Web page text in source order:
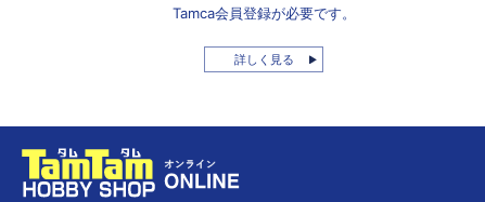
Tamca会員登録が必要です。
詳しく見る